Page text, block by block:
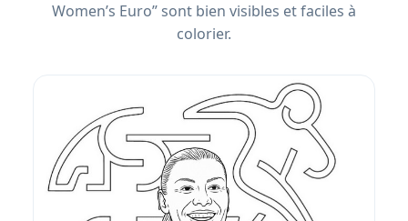
Women’s Euro” sont bien visibles et faciles à
colorier.